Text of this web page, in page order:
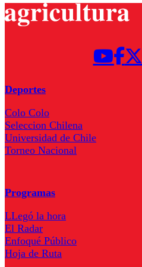
Deportes
Colo Colo
Seleccion Chilena
Universidad de Chile
Torneo Nacional
Programas
LLegó la hora
El Radar
Enfoqué Público
Hoja de Ruta